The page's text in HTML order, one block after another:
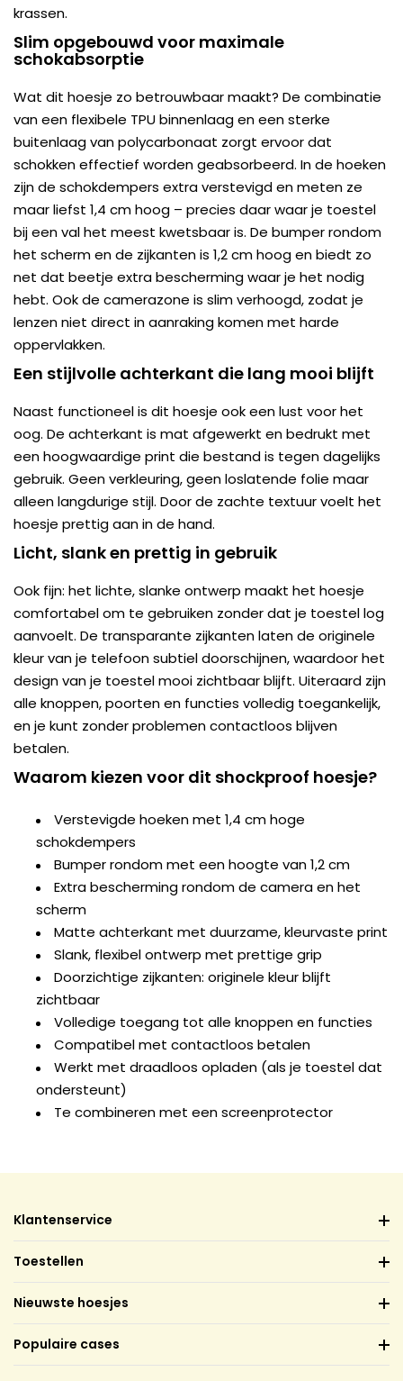
krassen.
Slim opgebouwd voor maximale
schokabsorptie
Wat dit hoesje zo betrouwbaar maakt? De combinatie
van een flexibele TPU binnenlaag en een sterke
buitenlaag van polycarbonaat zorgt ervoor dat
schokken effectief worden geabsorbeerd. In de hoeken
zijn de schokdempers extra verstevigd en meten ze
maar liefst 1,4 cm hoog – precies daar waar je toestel
bij een val het meest kwetsbaar is. De bumper rondom
het scherm en de zijkanten is 1,2 cm hoog en biedt zo
net dat beetje extra bescherming waar je het nodig
hebt. Ook de camerazone is slim verhoogd, zodat je
lenzen niet direct in aanraking komen met harde
oppervlakken.
Een stijlvolle achterkant die lang mooi blijft
Naast functioneel is dit hoesje ook een lust voor het
oog. De achterkant is mat afgewerkt en bedrukt met
een hoogwaardige print die bestand is tegen dagelijks
gebruik. Geen verkleuring, geen loslatende folie maar
alleen langdurige stijl. Door de zachte textuur voelt het
hoesje prettig aan in de hand.
Licht, slank en prettig in gebruik
Ook fijn: het lichte, slanke ontwerp maakt het hoesje
comfortabel om te gebruiken zonder dat je toestel log
aanvoelt. De transparante zijkanten laten de originele
kleur van je telefoon subtiel doorschijnen, waardoor het
design van je toestel mooi zichtbaar blijft. Uiteraard zijn
alle knoppen, poorten en functies volledig toegankelijk,
en je kunt zonder problemen contactloos blijven
betalen.
Waarom kiezen voor dit shockproof hoesje?
Verstevigde hoeken met 1,4 cm hoge
schokdempers
Bumper rondom met een hoogte van 1,2 cm
Extra bescherming rondom de camera en het
scherm
Matte achterkant met duurzame, kleurvaste print
Slank, flexibel ontwerp met prettige grip
Doorzichtige zijkanten: originele kleur blijft
zichtbaar
Volledige toegang tot alle knoppen en functies
Compatibel met contactloos betalen
Werkt met draadloos opladen (als je toestel dat
ondersteunt)
Te combineren met een screenprotector
Klantenservice
Toestellen
Nieuwste hoesjes
Populaire cases